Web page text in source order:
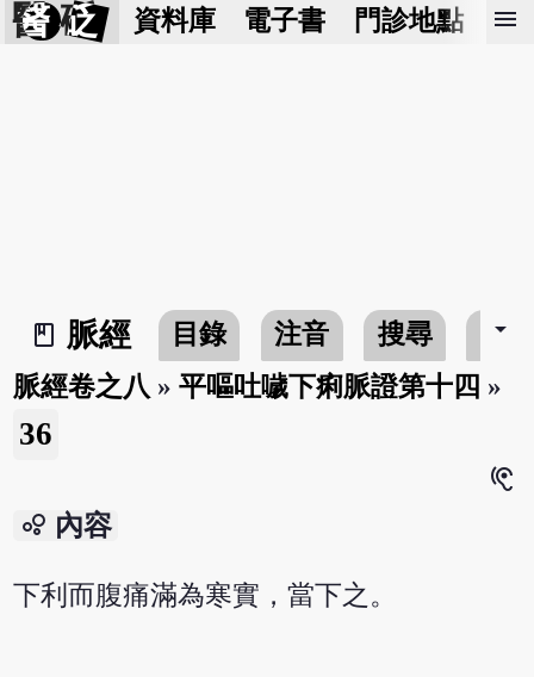
醫 砭 資料庫 電子書 門診地點 預
menu
book_2
脈經 目錄 注音 搜尋 書介
arrow_drop_down
脈經卷之八 »平嘔吐噦下痢脈證第十四 »
36
hearing
bubble_chart 內容
下利而腹痛滿為寒實，當下之。